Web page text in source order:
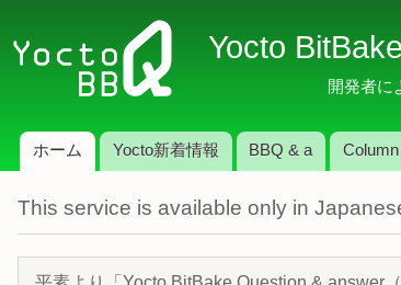
Yocto
開発者に
メインメニュー
ホーム Yocto新着情報 BBQ & a
This service is available only in